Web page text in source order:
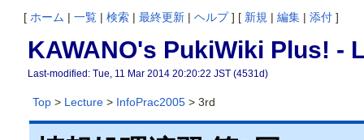
[ ホーム | 一覧 | 検索 | 最終更新 | ヘルプ] [ 新規 | 編集 | 添付 ]
KAWANO's PukiWiki Plus! -
Last-modified: Tue, 11 Mar 2014 20:20:22 JST (4531d)
Top> Lecture> InfoPrac2005> 3rd